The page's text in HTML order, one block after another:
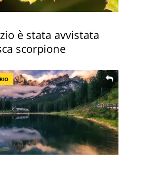
è stata avvistata
scorpione